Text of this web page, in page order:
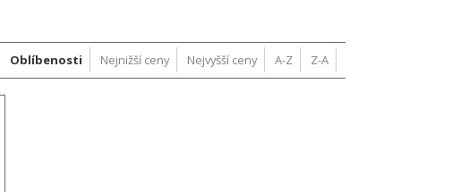
Oblíbenosti Nejnižší ceny Nejvyšší ceny A-Z Z-A